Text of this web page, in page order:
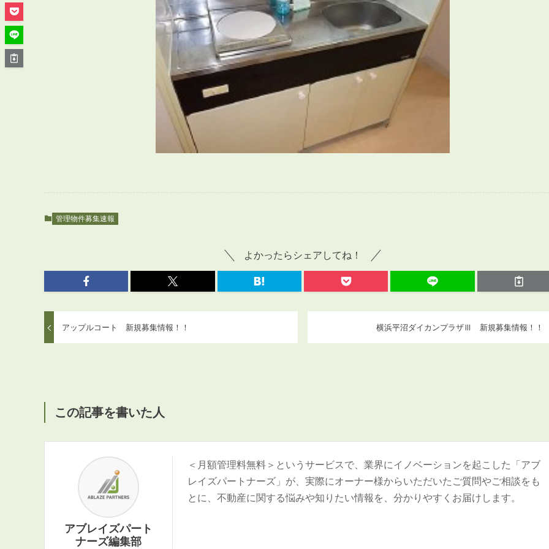
マンションの自主管理について
アパートの大規模修繕について
アパートの監視カメラ設置について
賃貸仲介会社様向け物件検索ログイン
仲介業者向け・申込方法
申し込みから契約の流れ
お問い合わせ
【受付時間】10:00~19:00（定休日：水曜日）
管理物件募集速報
よかったらシェアしてね！
アップルコート 新規募集情報！！ 横浜平沼ダイカンプラザⅢ 新規募集情報！！
この記事を書いた人
アブレイズパート
ナーズ編集部
＜月額管理料無料＞というサービスで、業界にイノベーションを起こした「アブ
レイズパートナーズ」が、実際にオーナー様からいただいたご質問やご相談をも
とに、不動産に関する悩みや知りたい情報を、分かりやすくお届けします。